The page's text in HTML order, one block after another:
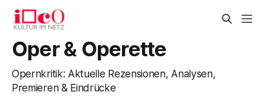
Oper & Operette
Opernkritik: Aktuelle Rezensionen, Analysen,
Premieren & Eindrücke